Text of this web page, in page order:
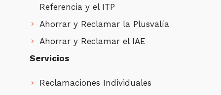
Referencia y el ITP
Ahorrar y Reclamar la Plusvalía
Ahorrar y Reclamar el IAE
Servicios
Reclamaciones Individuales